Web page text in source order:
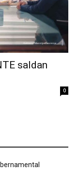
saldan
0